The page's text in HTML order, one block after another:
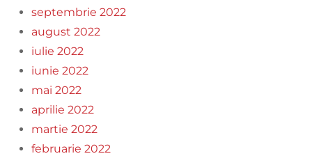
septembrie 2022
august 2022
iulie 2022
iunie 2022
mai 2022
aprilie 2022
martie 2022
februarie 2022